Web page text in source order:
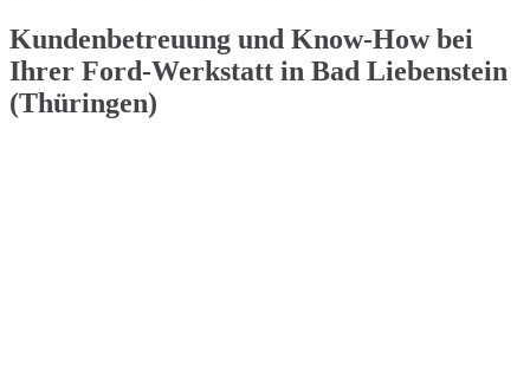
Kundenbetreuung und Know-How bei
Ihrer Ford-Werkstatt in Bad Liebenstein
(Thüringen)